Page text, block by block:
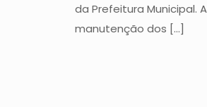
da Prefeitura Municipal.
manutenção dos […]